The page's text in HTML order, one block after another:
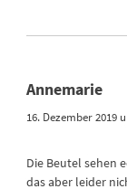
Annemarie
16. Dezember 2019
Die Beutel sehen
das aber leider